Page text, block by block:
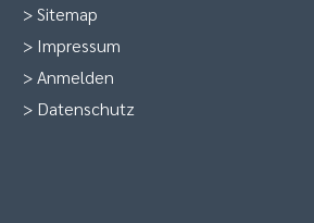
>Sitemap
> Impressum
>Anmelden
> Datenschutz